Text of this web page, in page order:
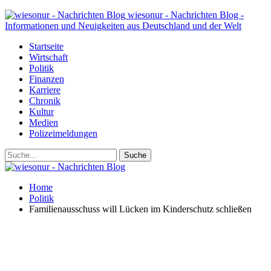
wiesonur - Nachrichten Blog -
Informationen und Neuigkeiten aus Deutschland und der Welt
Startseite
Wirtschaft
Politik
Finanzen
Karriere
Chronik
Kultur
Medien
Polizeimeldungen
Home
Politik
Familienausschuss will Lücken im Kinderschutz schließen